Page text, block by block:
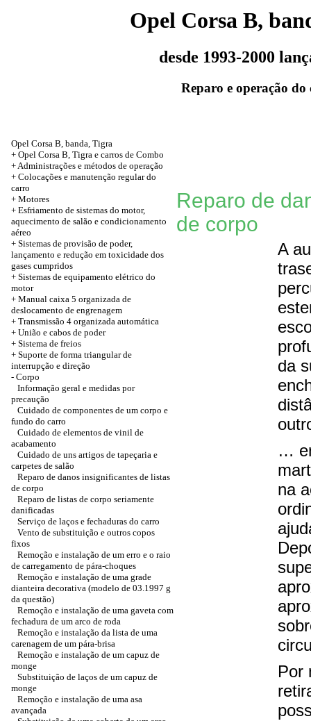
Opel Corsa B,
desde 1993-2000
Reparo e operação do
Opel Corsa B, banda, Tigra
+ Opel Corsa B, Tigra e carros de Combo
+ Administrações e métodos de operação
+ Colocações e manutenção regular do
carro
+ Motores
+ Esfriamento de sistemas do motor,
aquecimento de salão e condicionamento
aéreo
+ Sistemas de provisão de poder,
lançamento e redução em toxicidade dos
gases cumpridos
+ Sistemas de equipamento elétrico do
motor
+ Manual caixa 5 organizada de
deslocamento de engrenagem
+ Transmissão 4 organizada automática
+ União e cabos de poder
+ Sistema de freios
+ Suporte de forma triangular de
interrupção e direção
- Corpo
Informação geral e medidas por
precaução
Cuidado de componentes de um corpo e
fundo do carro
Cuidado de elementos de vinil de
acabamento
Cuidado de uns artigos de tapeçaria e
carpetes de salão
Reparo de danos insignificantes de listas
de corpo
Reparo de listas de corpo seriamente
danificadas
Serviço de laços e fechaduras do carro
Vento de substituição e outros copos
fixos
Remoção e instalação de um erro e o raio
de carregamento de pára-choques
Remoção e instalação de uma grade
dianteira decorativa (modelo de 03.1997 g
da questão)
Remoção e instalação de uma gaveta com
fechadura de um arco de roda
Remoção e instalação da lista de uma
carenagem de um pára-brisa
Remoção e instalação de um capuz de
monge
Substituição de laços de um capuz de
monge
Remoção e instalação de uma asa
avançada
Reparo de
de corpo
A
da
…
na
Por